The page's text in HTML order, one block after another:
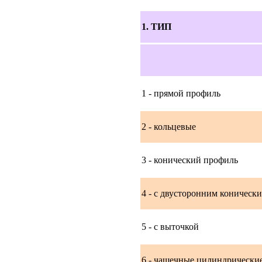
1. ТИП
1 - прямой профиль
2 - кольцевые
3 - конический профиль
4 - с двусторонним
5 - с выточкой